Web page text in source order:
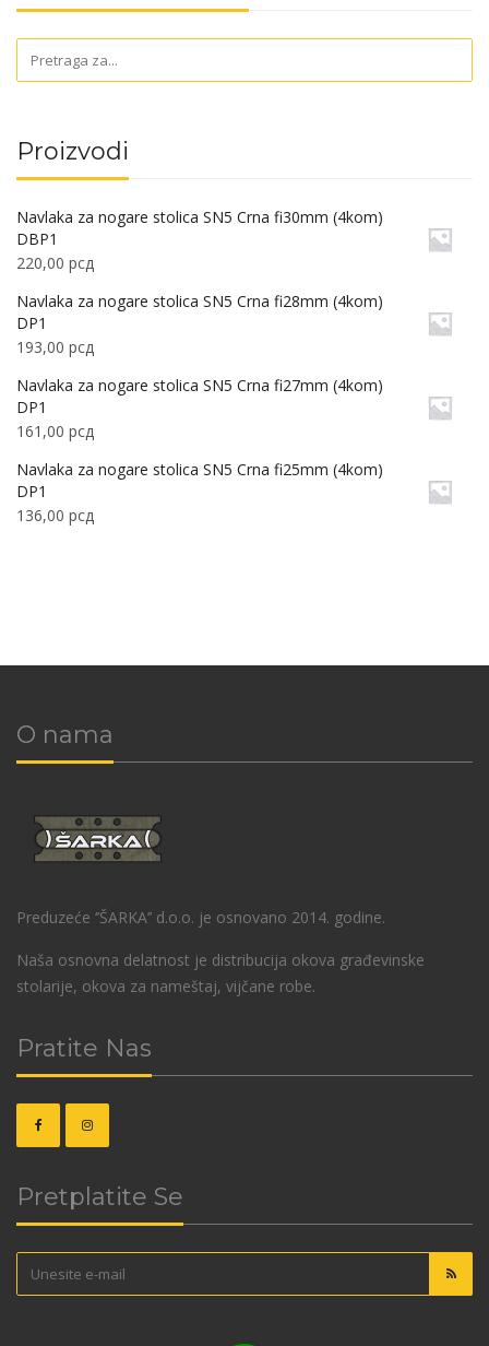
Proizvodi
Navlaka za nogare stolica SN5 Crna fi30mm (4kom)
DBP1
220,00 рсд
Navlaka za nogare stolica SN5 Crna fi28mm (4kom)
DP1
193,00 рсд
Navlaka za nogare stolica SN5 Crna fi27mm (4kom)
DP1
161,00 рсд
Navlaka za nogare stolica SN5 Crna fi25mm (4kom)
DP1
136,00 рсд
O nama
Preduzeće ‘’ŠARKA’’ d.o.o. je osnovano 2014. godine.
Naša osnovna delatnost je distribucija okova građevinske
stolarije, okova za nameštaj, vijčane robe.
Pratite Nas
Pretplatite Se